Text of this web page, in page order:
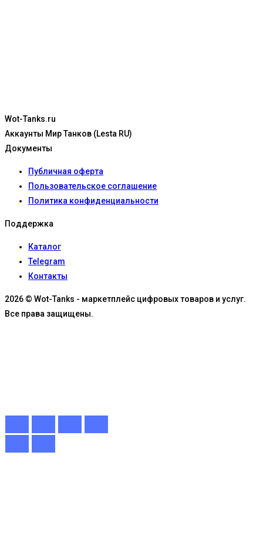
Wot-Tanks.ru
Аккаунты Мир Танков (Lesta RU)
Документы
Публичная оферта
Пользовательское соглашение
Политика конфиденциальности
Поддержка
Каталог
Telegram
Контакты
2026 © Wot-Tanks - маркетплейс цифровых товаров и услуг.
Все права защищены.